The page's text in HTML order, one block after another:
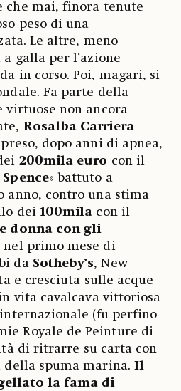
che mai, finora tenute
peso di una
Le altre, meno
galla per l’azione
in corso. Poi, magari, si
Fa parte della
virtuose non ancora
Rosalba Carriera
dopo anni di apnea,
200mila euro con il
» battuto a
anno, contro una stima
dei100mila con il
donna con gli
nel primo mese di
da Sotheby’s, New
e cresciuta sulle acque
vita cavalcava vittoriosa
internazionale (fu perfino
Royale de Peinture di
di ritrarre su carta con
della spuma marina. Il
la fama di